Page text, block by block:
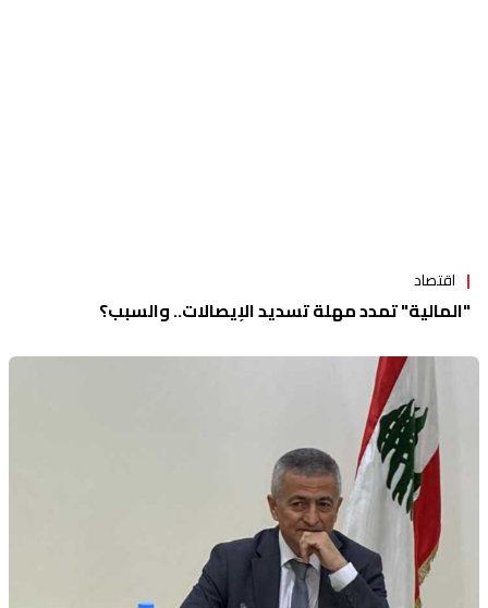
اقتصاد
"المالية" تمدد مهلة تسديد الإيصالات.. والسبب؟